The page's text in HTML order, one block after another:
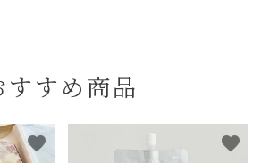
すすめ商品
favorite favorite